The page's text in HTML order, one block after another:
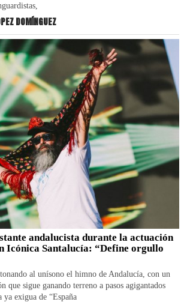
DOMÍNGUEZ
andalucista durante la actuación
Icónica Santalucía: “Define orgullo
al unísono el himno de Andalucía, con un
que sigue ganando terreno a pasos agigantados
ya exigua de “España